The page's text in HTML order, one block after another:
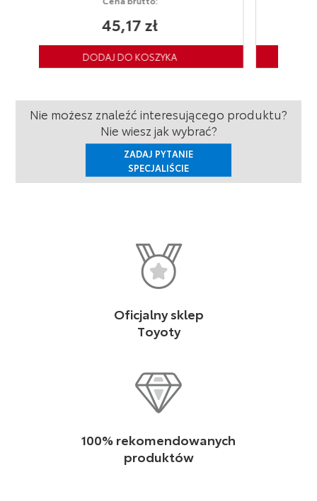
Nie możesz znaleźć interesującego produktu?
Nie wiesz jak wybrać?
ZADAJ PYTANIE
SPECJALIŚCIE
Oficjalny sklep
Toyoty
100% rekomendowanych
produktów